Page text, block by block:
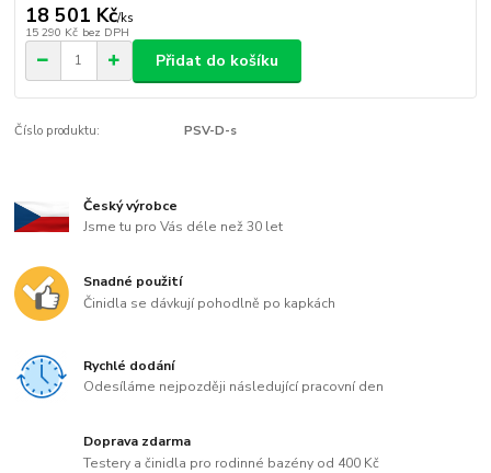
18 501 Kč/ks
15 290 Kč bez DPH
Přidat do košíku
Číslo produktu: PSV-D-s
Český výrobce
Jsme tu pro Vás déle než 30 let
Snadné použití
Činidla se dávkují pohodlně po kapkách
Rychlé dodání
Odesíláme nejpozději následující pracovní den
Doprava zdarma
Testery a činidla pro rodinné bazény od 400 Kč